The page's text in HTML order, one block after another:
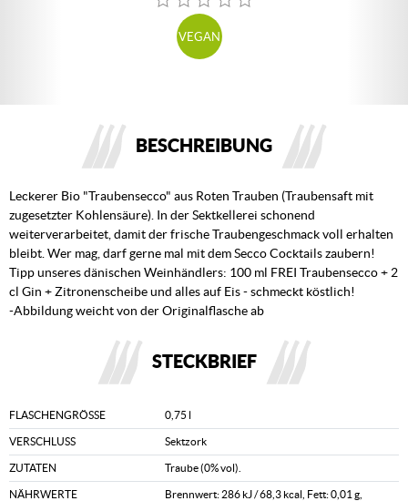
VEGAN
BESCHREIBUNG
Leckerer Bio "Traubensecco" aus Roten Trauben (Traubensaft mit
zugesetzter Kohlensäure). In der Sektkellerei schonend
weiterverarbeitet, damit der frische Traubengeschmack voll erhalten
bleibt. Wer mag, darf gerne mal mit dem Secco Cocktails zaubern!
Tipp unseres dänischen Weinhändlers: 100 ml FREI Traubensecco + 2
cl Gin + Zitronenscheibe und alles auf Eis - schmeckt köstlich!
-Abbildung weicht von der Originalflasche ab
STECKBRIEF
FLASCHENGRÖSSE 0,75 l
VERSCHLUSS Sektzork
ZUTATEN Traube (0% vol).
NÄHRWERTE
Brennwert: 286 kJ / 68,3 kcal, Fett: 0,01 g,